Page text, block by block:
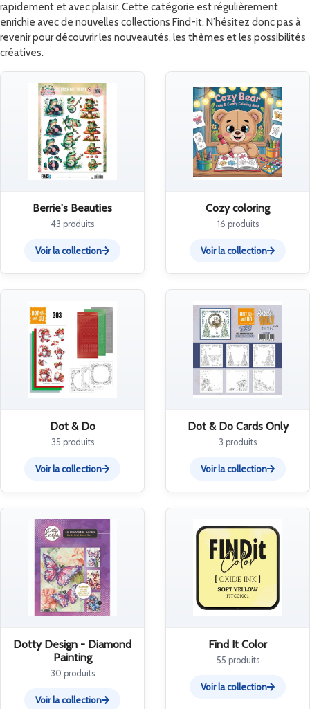
rapidement et avec plaisir. Cette catégorie est régulièrement
enrichie avec de nouvelles collections Find-it. N’hésitez donc pas à
revenir pour découvrir les nouveautés, les thèmes et les possibilités
créatives.
Berrie's Beauties
43 produits
Voir la collection
Cozy coloring
16 produits
Voir la collection
Dot & Do
35 produits
Voir la collection
Dot & Do Cards Only
3 produits
Voir la collection
Dotty Design - Diamond
Painting
30 produits
Voir la collection
Find It Color
55 produits
Voir la collection